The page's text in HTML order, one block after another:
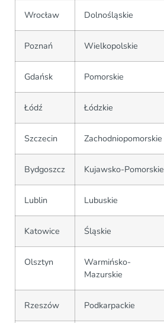
Wrocław Dolnośląskie
Poznań Wielkopolskie
Gdańsk Pomorskie
Łódź Łódzkie
Szczecin Zachodniopomorskie
Bydgoszcz Kujawsko-Pomorskie
Lublin Lubuskie
Katowice Śląskie
Olsztyn
Warmińsko-
Mazurskie
Rzeszów Podkarpackie